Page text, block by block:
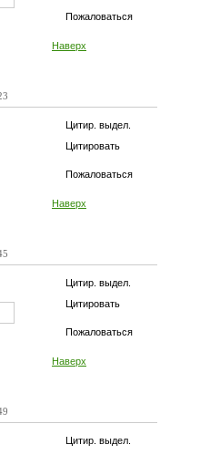
Пожаловаться
Наверх
Цитир. выдел.
Цитировать
Пожаловаться
Наверх
Цитир. выдел.
Цитировать
Пожаловаться
Наверх
Цитир. выдел.